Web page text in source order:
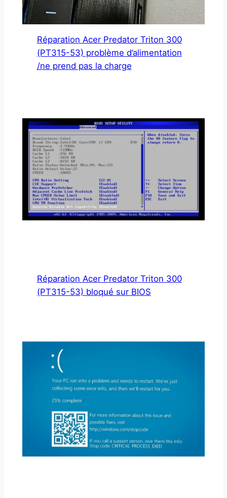
Réparation Acer Predator Triton 300
(PT315-53) problème d’alimentation
/ne prend pas la charge
Réparation Acer Predator Triton 300
(PT315-53) bloqué sur BIOS